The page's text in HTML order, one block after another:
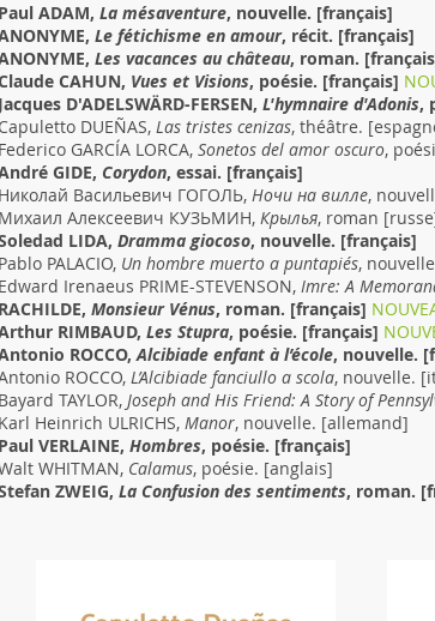
Paul ADAM, La mésaventure, nouvelle. [français]
Le fétichisme en amour, récit. [français]
Les vacances au château, roman.
CAHUN, Vues et Visions, poésie. [français]
Jacques D'ADELSWÄRD-FERSEN, L'hymnaire d'Adonis,
Capuletto DUEÑAS, Las tristes cenizas, théâtre.
Federico GARCÍA LORCA, Sonetos del amor oscuro,
GIDE, Corydon, essai. [français]
Николай Васильевич ГОГОЛЬ, Ночи на вилле,
Михаил Алексеевич КУЗЬМИН, Крылья, roman
LIDA, Dramma giocoso, nouvelle. [français]
Pablo PALACIO, Un hombre muerto a puntapiés, nouvelle
Edward Irenaeus PRIME-STEVENSON, Imre: A
RACHILDE, Monsieur Vénus, roman. [français]
RIMBAUD, Les Stupra, poésie. [français]
ROCCO,Alcibiade enfant à l’école, nouvelle.
ROCCO, L’Alcibiade fanciullo a scola, nouvelle.
Bayard TAYLOR, Joseph and His Friend: A Story of
Karl Heinrich ULRICHS, Manor, nouvelle. [allemand]
Paul VERLAINE, Hombres, poésie. [français]
WHITMAN, Calamus, poésie. [anglais]
ZWEIG, La Confusion des sentiments, roman.​